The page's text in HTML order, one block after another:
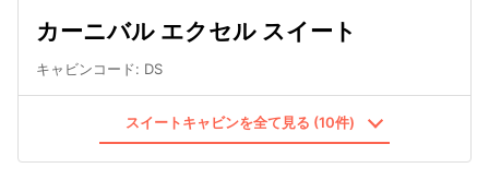
カーニバル エクセル スイート
キャビンコード: DS
スイートキャビンを全て見る (10件)